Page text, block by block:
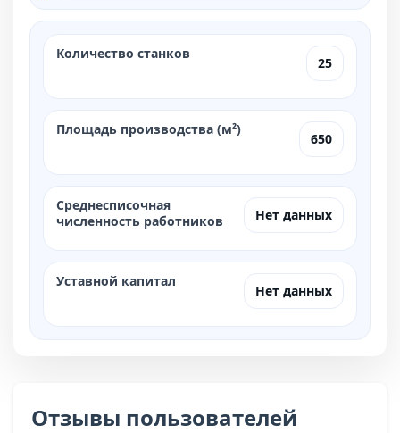
Количество станков
25
Площадь производства (м²)
650
Среднесписочная
численность работников
Нет данных
Уставной капитал
Нет данных
Отзывы пользователей